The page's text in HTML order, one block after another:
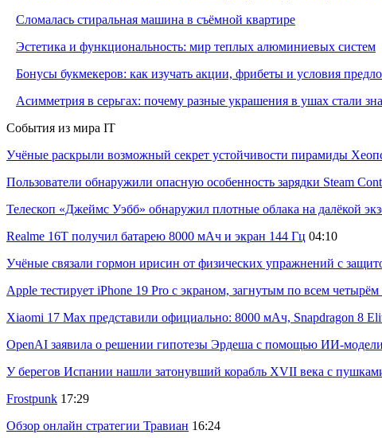
Сломалась стиральная машина в съёмной квартире
Эстетика и функциональность: мир теплых алюминиевых систем
Бонусы букмекеров: как изучать акции, фрибеты и условия
Асимметрия в серьгах: почему разные украшения в ушах стали
События из мира IT
Учёные раскрыли возможный секрет устойчивости пирамиды
Пользователи обнаружили опасную особенность зарядки Steam
Телескоп «Джеймс Уэбб» обнаружил плотные облака на далёкой
Realme 16T получил батарею 8000 мАч и экран 144 Гц 04:10
Учёные связали гормон ирисин от физических упражнений с
Apple тестирует iPhone 19 Pro с экраном, загнутым по всем
Xiaomi 17 Max представили официально: 8000 мАч, Snapdragon 8
OpenAI заявила о решении гипотезы Эрдеша с помощью ИИ-модели
У берегов Испании нашли затонувший корабль XVII века с
Frostpunk 17:29
Обзор онлайн стратегии Травиан 16:24